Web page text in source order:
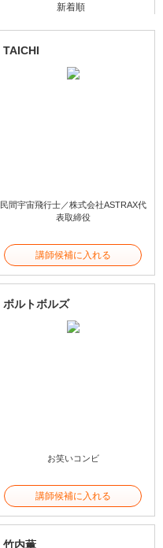
新着順
TAICHI
民間宇宙飛行士／株式会社ASTRAX代
表取締役
講師候補に入れる
ボルトボルズ
お笑いコンビ
講師候補に入れる
竹内薫